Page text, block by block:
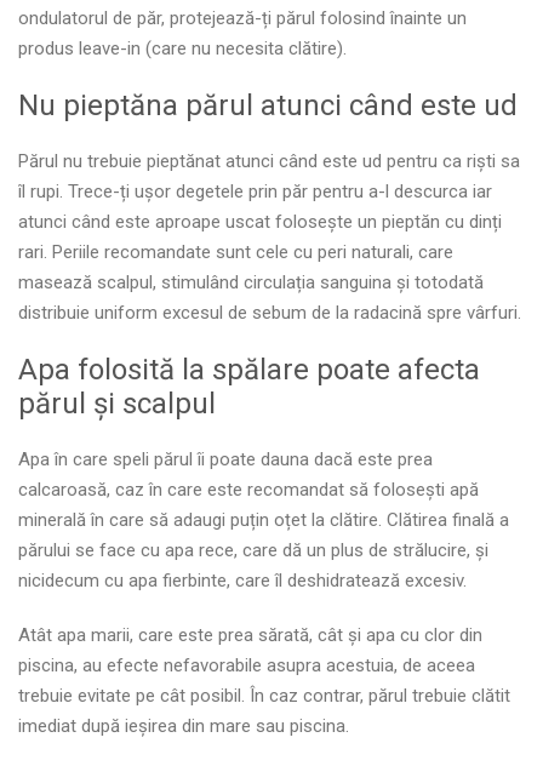
ondulatorul de păr, protejează-ți părul folosind înainte un
produs leave-in (care nu necesita clătire).
Nu pieptăna părul atunci când este ud
Părul nu trebuie pieptănat atunci când este ud pentru ca riști sa
îl rupi. Trece-ți ușor degetele prin păr pentru a-l descurca iar
atunci când este aproape uscat folosește un pieptăn cu dinți
rari. Periile recomandate sunt cele cu peri naturali, care
masează scalpul, stimulând circulația sanguina și totodată
distribuie uniform excesul de sebum de la radacină spre vârfuri.
Apa folosită la spălare poate afecta
părul și scalpul
Apa în care speli părul îi poate dauna dacă este prea
calcaroasă, caz în care este recomandat să folosești apă
minerală în care să adaugi puțin oțet la clătire. Clătirea finală a
părului se face cu apa rece, care dă un plus de strălucire, și
nicidecum cu apa fierbinte, care îl deshidratează excesiv.
Atât apa marii, care este prea sărată, cât și apa cu clor din
piscina, au efecte nefavorabile asupra acestuia, de aceea
trebuie evitate pe cât posibil. În caz contrar, părul trebuie clătit
imediat după ieșirea din mare sau piscina.